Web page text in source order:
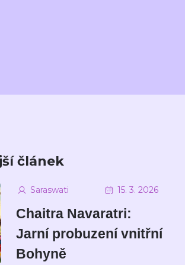
článek
15. 3. 2026
Saraswati
Chaitra Navaratri:
Jarní probuzení vnitřní
Bohyně